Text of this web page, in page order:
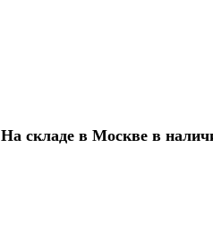
На складе в Москве в